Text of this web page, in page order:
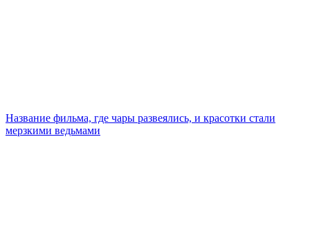
Название фильма, где чары развеялись, и красотки стали
мерзкими ведьмами